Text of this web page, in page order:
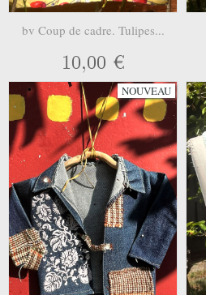
bv Coup de cadre. Tulipes...
10,00 €
NOUVEAU